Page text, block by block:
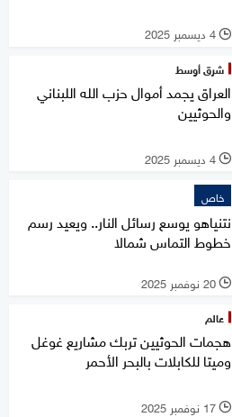
l 4 ديسمبر 2025
شرق أوسط
العراق يجمد أموال حزب الله اللبناني
والحوثيين
l 4 ديسمبر 2025
خاص
نتنياهو يوسع رسائل النار.. ويعيد رسم
خطوط التماس شمالا
l 20 نوفمبر 2025
عالم
هجمات الحوثيين تربك مشاريع غوغل
وميتا للكابلات بالبحر الأحمر
l 17 نوفمبر 2025